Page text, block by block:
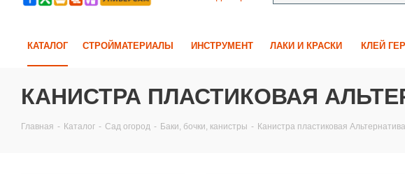
КАТАЛОГ СТРОЙМАТЕРИАЛЫ ИНСТРУМЕНТ ЛАКИ И КРАСКИ КЛЕЙ
КАНИСТРА ПЛАСТИКОВАЯ
Главная - Каталог - Сад огород - Баки, бочки, канистры - Канистра пластиковая